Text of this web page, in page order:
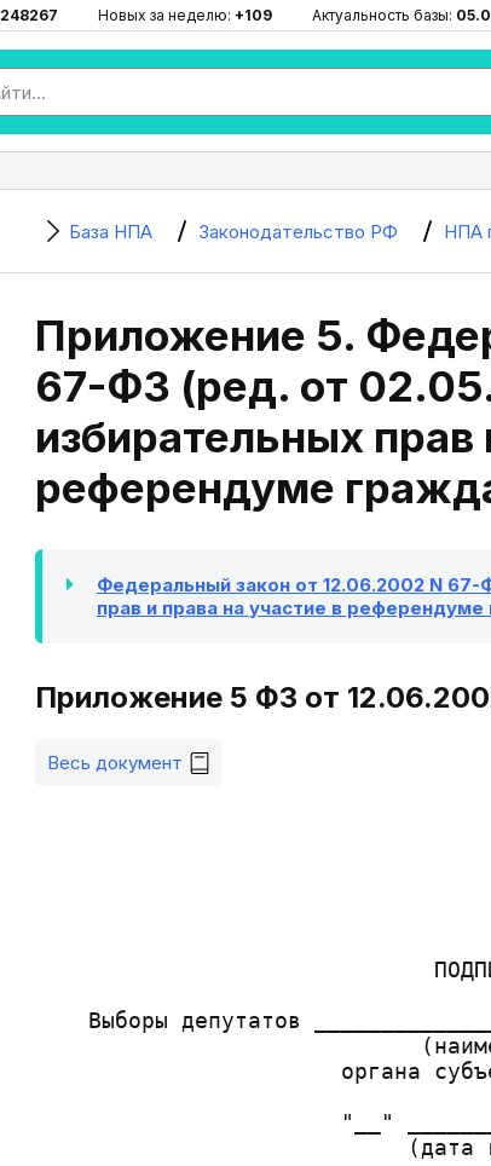
248267 Новых за неделю: +109 Актуальность базы:
База НПА Законодательство РФ НПА
Приложение 5.
67-ФЗ (ред. от
избирательных прав
референдуме
Федеральный закон от 12.06.2002 N
прав и права на участие в
Приложение 5 ФЗ от
Весь документ
Выборы депутатов
органа
"__"
(дата